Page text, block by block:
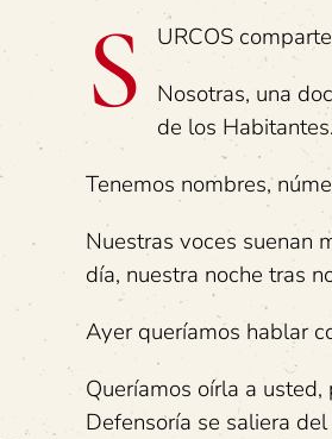
S
URCOS
Nosotras, una
de los Habitantes.
Tenemos nombres,
Nuestras voces suenan
día, nuestra noche tras
Ayer queríamos hablar
Queríamos oírla a
Defensoría se saliera